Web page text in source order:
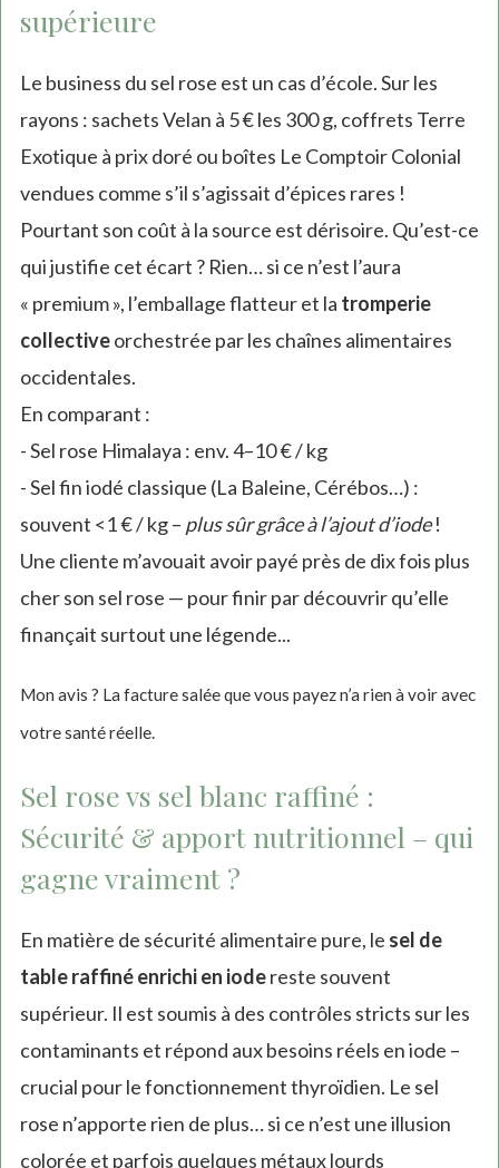
supérieure
Le business du sel rose est un cas d’école. Sur les
rayons : sachets Velan à 5 € les 300 g, coffrets Terre
Exotique à prix doré ou boîtes Le Comptoir Colonial
vendues comme s’il s’agissait d’épices rares !
Pourtant son coût à la source est dérisoire. Qu’est-ce
qui justifie cet écart ? Rien… si ce n’est l’aura
« premium », l’emballage flatteur et la tromperie
collectiveorchestrée par les chaînes alimentaires
occidentales.
En comparant :
- Sel rose Himalaya : env. 4–10 € / kg
- Sel fin iodé classique (La Baleine, Cérébos…) :
souvent <1 € / kg – plus sûr grâce à l’ajout d’iode!
Une cliente m’avouait avoir payé près de dix fois plus
cher son sel rose — pour finir par découvrir qu’elle
finançait surtout une légende...
Mon avis ? La facture salée que vous payez n’a rien à voir avec
votre santé réelle.
Sel rose vs sel blanc raffiné :
Sécurité & apport nutritionnel – qui
gagne vraiment ?
En matière de sécurité alimentaire pure, le sel de
table raffiné enrichi en iodereste souvent
supérieur. Il est soumis à des contrôles stricts sur les
contaminants et répond aux besoins réels en iode –
crucial pour le fonctionnement thyroïdien. Le sel
rose n’apporte rien de plus… si ce n’est une illusion
colorée et parfois quelques métaux lourds